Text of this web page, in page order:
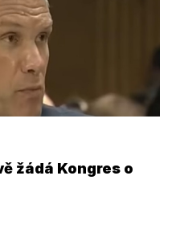
žádá Kongres o